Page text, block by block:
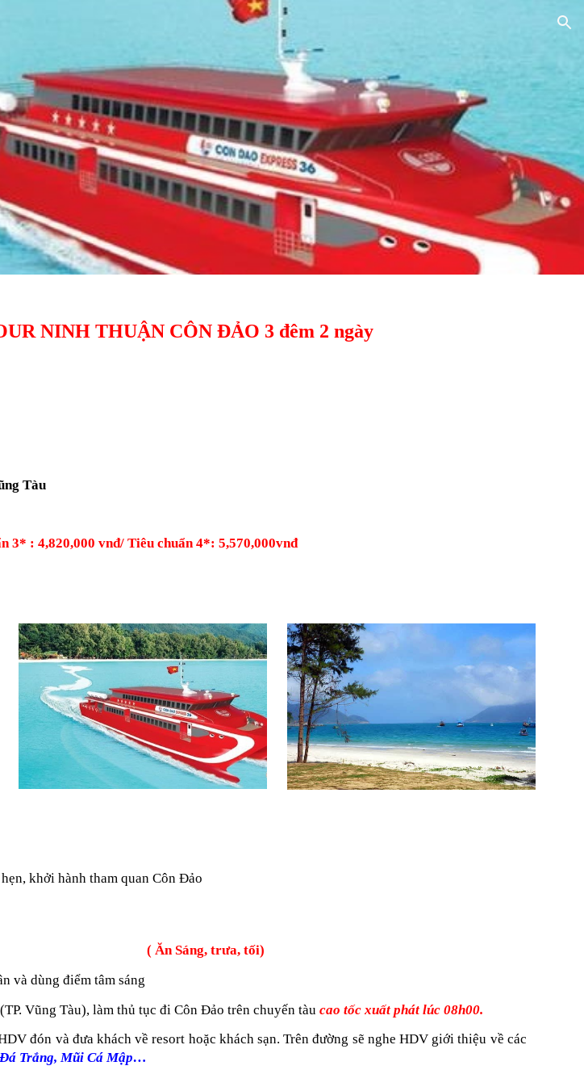
NINH THUẬN CÔN ĐẢO 3 đêm 2 ngày
Tàu
3* : 4,820,000 vnđ/ Tiêu chuẩn 4*: 5,570,000vnđ
khởi hành tham quan Côn Đảo
Ăn Sáng, trưa, tối)
và dùng điểm tâm sáng
Vũng Tàu), làm thủ tục đi Côn Đảo trên chuyến tàucao tốc xuất phát lúc 08h00.
đón và đưa khách về resort hoặc khách sạn. Trên đường sẽ nghe HDV giới thiệu về các
Trắng, Mũi Cá Mập…